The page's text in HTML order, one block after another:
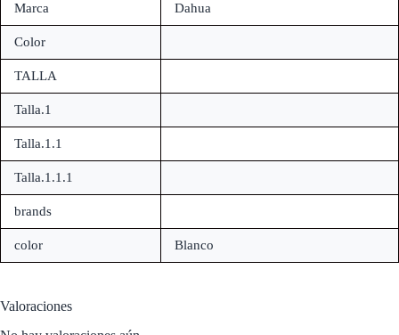
Marca Dahua
Color
TALLA
Talla.1
Talla.1.1
Talla.1.1.1
brands
color Blanco
Valoraciones